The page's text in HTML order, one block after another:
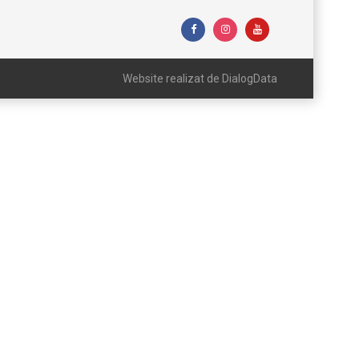
Website realizat de DialogData